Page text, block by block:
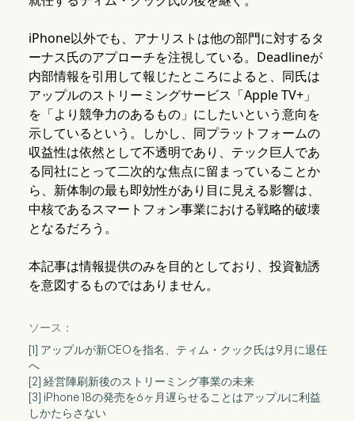
iPhone以外でも、アナリストは他の部門に対するタ
ーナス氏のアプローチを注視している。Deadlineが
内部情報を引用して報じたところによると、同氏は
アップルのストリーミングサービス「Apple TV+」
を「より競争力のあるもの」にしたいという意向を
示しているという。しかし、同プラットフォームの
収益性は依然として不透明であり、テック巨人であ
る同社にとって二次的な焦点に留まっていることか
ら、新体制の最も即効性があり目に見える影響は、
中核であるスマートフォン事業における戦略的破壊
となるだろう。
本記事は情報提供のみを目的としており、投資勧誘
を意図するものではありません。
ソース：
[1] アップルが新CEOを指名、ティム・クック氏は9月に退任
へ
[2] 経営陣刷新後のストリーミング事業の未来
[3] iPhone 18の発売を6ヶ月遅らせることはアップルに利益
しかたらさない